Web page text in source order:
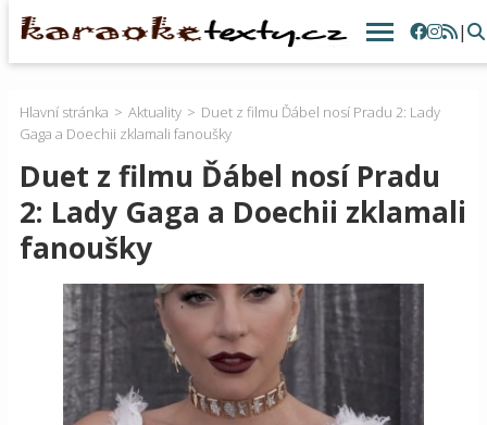
|
Hlavní stránka Aktuality
Duet z filmu Ďábel nosí Pradu 2: Lady
Gaga a Doechii zklamali fanoušky
Duet z filmu Ďábel nosí Pradu
2: Lady Gaga a Doechii zklamali
fanoušky